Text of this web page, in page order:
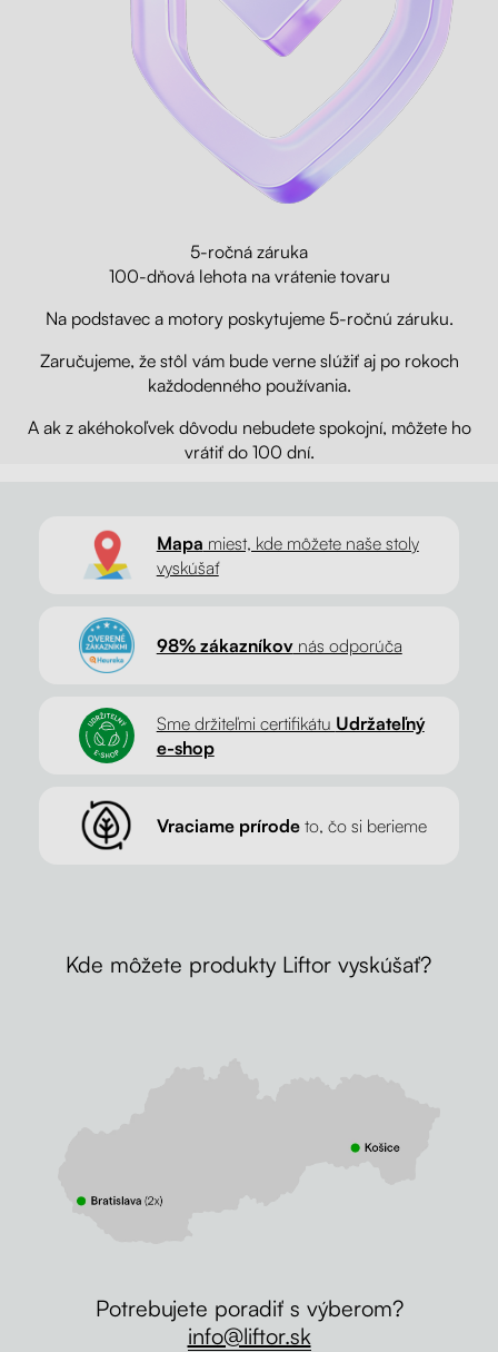
5-ročná záruka
100-dňová lehota na vrátenie tovaru
Na podstavec a motory poskytujeme 5-ročnú záruku.
Zaručujeme, že stôl vám bude verne slúžiť aj po rokoch
každodenného používania.
A ak z akéhokoľvek dôvodu nebudete spokojní, môžete ho
vrátiť do 100 dní.
Mapa miest, kde môžete naše stoly
vyskúšať
98% zákazníkovnás odporúča
Sme držiteľmi certifikátu Udržateľný
e-shop
Vraciame prírodeto, čo si berieme
Kde môžete produkty Liftor vyskúšať?
Potrebujete poradiť s výberom?
info@liftor.sk